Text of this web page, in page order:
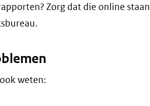
Zorg dat die online staan
weten: